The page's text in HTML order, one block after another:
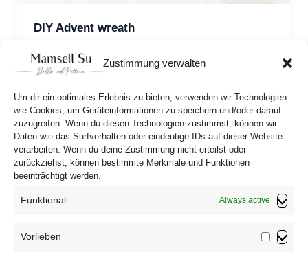
Zustimmung verwalten
Um dir ein optimales Erlebnis zu bieten, verwenden wir Technologien
wie Cookies, um Geräteinformationen zu speichern und/oder darauf
zuzugreifen. Wenn du diesen Technologien zustimmst, können wir
Daten wie das Surfverhalten oder eindeutige IDs auf dieser Website
verarbeiten. Wenn du deine Zustimmung nicht erteilst oder
zurückziehst, können bestimmte Merkmale und Funktionen
beeinträchtigt werden.
Funktional Always active
Vorlieben
DIY Advent wreath
It doesn’t always have to be green and bright red.
This Christmas, I’m going light and pastel with
untraditional Advent wreath turned out so
beautifully, I’m going to show you how I made it.